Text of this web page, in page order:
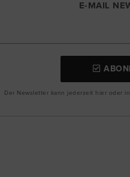
E-MAIL
Der Newsletter kann jederzeit hier oder